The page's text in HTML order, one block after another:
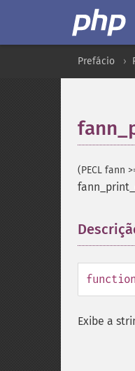
Prefácio
(PECL fann
function
Exibe a